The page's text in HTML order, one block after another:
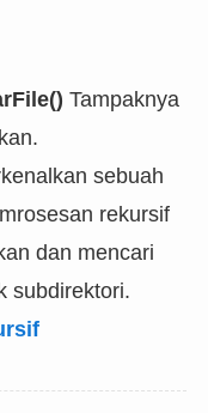
Tampaknya
sebuah
rekursif
dan mencari
subdirektori.